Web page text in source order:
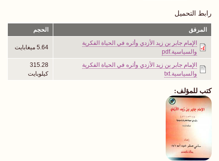
رابط التحميل
المرفق
الحجم
الإمام جابر بن زيد الأزدي وأثره في الحياة الفكرية
والسياسية.pdf
5.64 ميغابايت
الإمام جابر بن زيد الأزدي وأثره في الحياة الفكرية
والسياسية.txt
315.28
كيلوبايت
كتب للمؤلف: